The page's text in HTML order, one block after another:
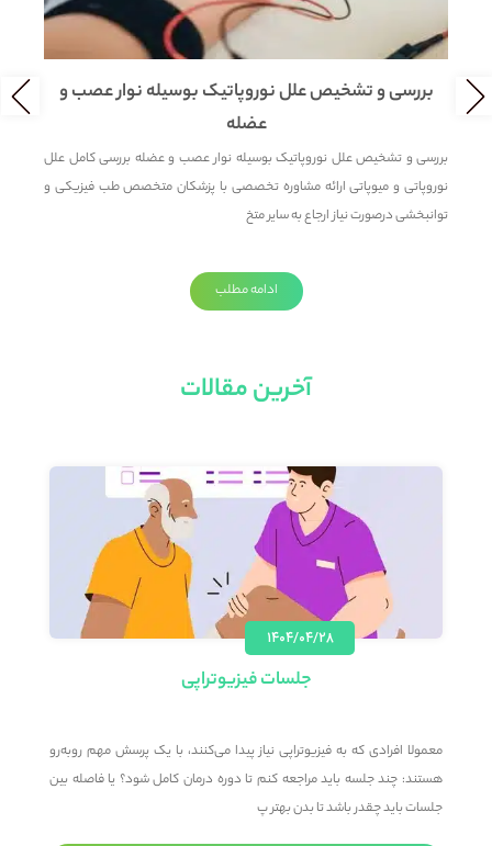
بررسی و تشخیص علل نوروپاتیک بوسیله نوار عصب و
عضله
بررسی و تشخیص علل نوروپاتیک بوسیله نوار عصب و عضله بررسی کامل علل
نوروپاتی و میوپاتی ارائه مشاوره تخصصی با پزشکان متخصص طب فیزیکی و
توانبخشی درصورت نیاز ارجاع به سایر متخ
ادامه مطلب
آخرین مقالات
۱۴۰۴/۰۴/۲۸
جلسات فیزیوتراپی
معمولا افرادی که به فیزیوتراپی نیاز پیدا می‌کنند، با یک پرسش مهم روبه‌رو
هستند: چند جلسه باید مراجعه کنم تا دوره درمان کامل شود؟ یا فاصله بین
جلسات باید چقدر باشد تا بدن بهتر پ